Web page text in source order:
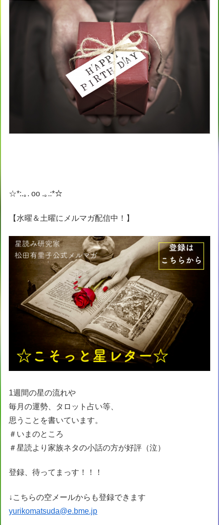
☆*:.｡. oo .｡.:*☆
【水曜＆土曜にメルマガ配信中！】
1週間の星の流れや
毎月の運勢、タロット占い等、
思うことを書いています。
＃いまのところ
＃星読より家族ネタの小話の方が好評（泣）
登録、待ってまっす！！！
↓こちらの空メールからも登録できます
yurikomatsuda@e.bme.jp